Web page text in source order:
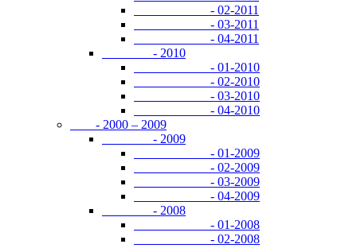
- 02-2011
- 03-2011
- 04-2011
- 2010
- 01-2010
- 02-2010
- 03-2010
- 04-2010
- 2000 – 2009
- 2009
- 01-2009
- 02-2009
- 03-2009
- 04-2009
- 2008
- 01-2008
- 02-2008